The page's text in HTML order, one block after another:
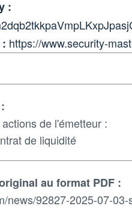
:
https://www.security-
de l'émetteur :
de liquidité
au format PDF :
news/92827-2025-07-